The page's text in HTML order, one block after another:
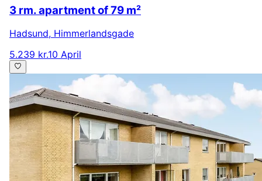
3 rm. apartment of 79 m²
Hadsund, Himmerlandsgade
5.239 kr.10 April